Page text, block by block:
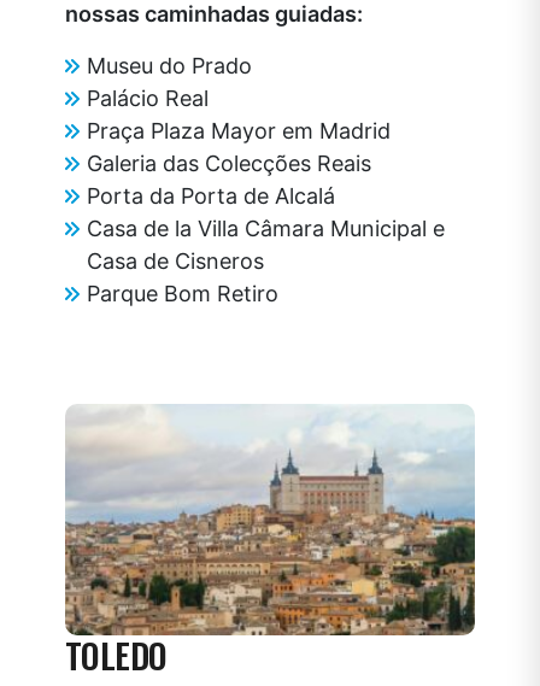
nossas caminhadas guiadas:
Museu do Prado
Palácio Real
Praça Plaza Mayor em Madrid
Galeria das Colecções Reais
Porta da Porta de Alcalá
Casa de la Villa Câmara Municipal e
Casa de Cisneros
Parque Bom Retiro
TOLEDO